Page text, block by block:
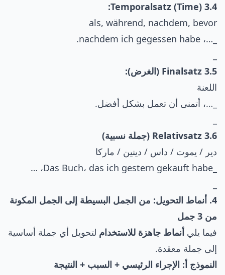
3.4 Temporalsatz (Time):
als, während, nachdem, bevor
_…، nachdem ich gegessen habe.
3.5 Finalsatz (الغرض):
اللعنة
_…، أتمنى أن تعمل بشكل أفضل.
3.6 Relativsatz (جملة نسبية)
دير / يموت / داس / دينين / ماركا
4. أنماط التحويل: من الجمل البسيطة إلى الجمل المكونة
من 3 جمل
فيما يلي أنماط جاهزة للاستخدام لتحويل أي جملة أساسية
إلى جملة معقدة.
النموذج أ: الإجراء الرئيسي + السبب + النتيجة